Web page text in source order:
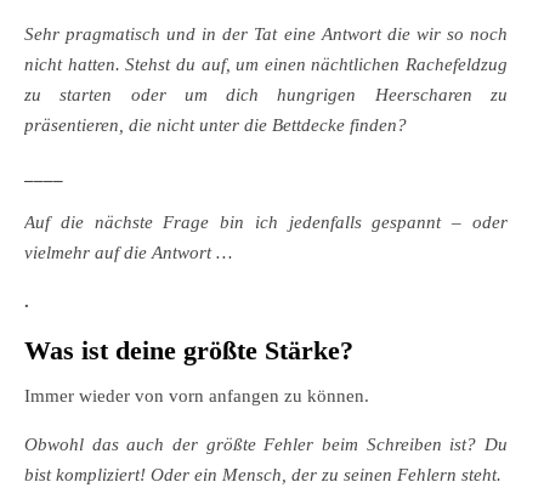
Sehr pragmatisch und in der Tat eine Antwort die wir so noch
nicht hatten. Stehst du auf, um einen nächtlichen Rachefeldzug
zu starten oder um dich hungrigen Heerscharen zu
präsentieren, die nicht unter die Bettdecke finden?
Auf die nächste Frage bin ich jedenfalls gespannt – oder
vielmehr auf die Antwort …
.
Was ist deine größte Stärke?
Immer wieder von vorn anfangen zu können.
Obwohl das auch der größte Fehler beim Schreiben ist? Du
bist kompliziert! Oder ein Mensch, der zu seinen Fehlern steht.